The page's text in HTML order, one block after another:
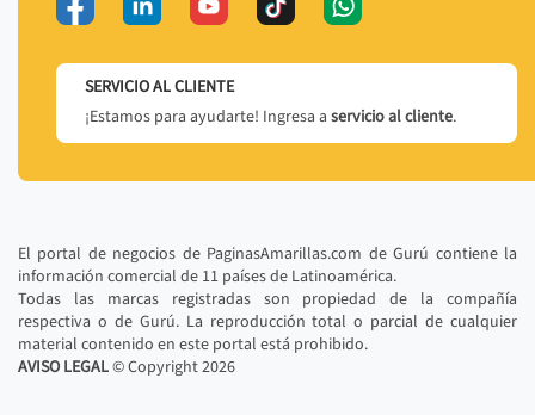
SERVICIO AL CLIENTE
¡Estamos para ayudarte! Ingresa a servicio al cliente.
El portal de negocios de PaginasAmarillas.com de Gurú contiene la
información comercial de 11 países de Latinoamérica.
Todas las marcas registradas son propiedad de la compañía
respectiva o de Gurú. La reproducción total o parcial de cualquier
material contenido en este portal está prohibido.
AVISO LEGAL© Copyright2026